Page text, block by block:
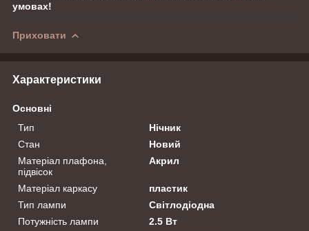
умовах!
Приховати
Характеристики
Основні
Тип
Нічник
Стан
Новий
Матеріал плафона,
підвісок
Акрил
Матеріал каркасу
пластик
Тип лампи
Світлодіодна
Потужність лампи
2.5 Вт